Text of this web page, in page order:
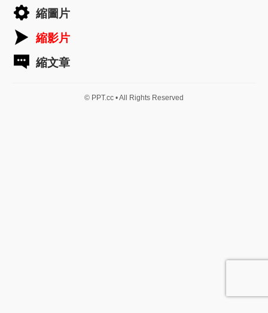
縮圖片
縮影片
縮文章
© PPT.cc • All Rights Reserved